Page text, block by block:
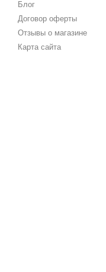
Блог
Договор оферты
Отзывы о магазине
Карта сайта